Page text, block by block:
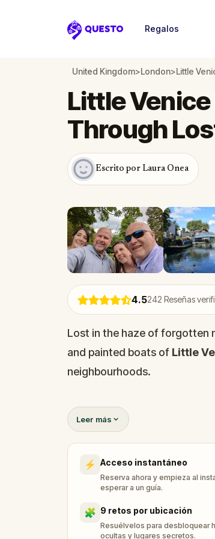
Questo
Regalos
United Kingdom>London>Little
4.5242 Reseñas
Little
Through
Escrito por Laura Onea
Lost in the haze of forgotten
and painted boats of Little
neighbourhoods.
A car accident took your
Union Canal
begin to piece it back
Alan Turingjoins you from
local bar, and Rembrandt
something of your own
Leer más
⚡ Acceso instantáneo
Reserva ahora y empieza al
esperar a un guía.
🧩 9 retos por ubicación
Resuélvelos para desbloquear
ocultas y lugares secretos.